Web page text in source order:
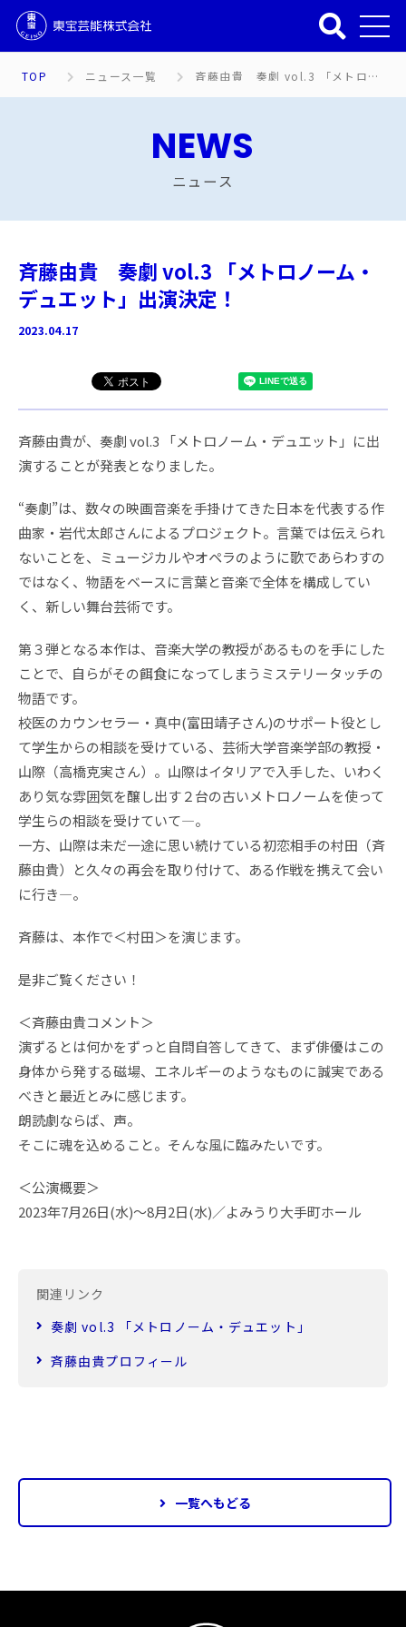
TOP ニュース一覧 斉藤由貴 奏劇 vol.3 「メトロノーム・デュエット」出演決定！
NEWS
ニュース
斉藤由貴 奏劇 vol.3 「メトロノーム・
デュエット」出演決定！
2023.04.17
斉藤由貴が、奏劇 vol.3 「メトロノーム・デュエット」に出
演することが発表となりました。
“奏劇”は、数々の映画音楽を手掛けてきた日本を代表する作
曲家・岩代太郎さんによるプロジェクト。言葉では伝えられ
ないことを、ミュージカルやオペラのように歌であらわすの
ではなく、物語をベースに言葉と音楽で全体を構成してい
く、新しい舞台芸術です。
第３弾となる本作は、音楽大学の教授があるものを手にした
ことで、自らがその餌食になってしまうミステリータッチの
物語です。
校医のカウンセラー・真中(富田靖子さん)のサポート役とし
て学生からの相談を受けている、芸術大学音楽学部の教授・
山際（高橋克実さん）。山際はイタリアで入手した、いわく
あり気な雰囲気を醸し出す２台の古いメトロノームを使って
学生らの相談を受けていて―。
一方、山際は未だ一途に思い続けている初恋相手の村田（斉
藤由貴）と久々の再会を取り付けて、ある作戦を携えて会い
に行き―。
斉藤は、本作で＜村田＞を演じます。
是非ご覧ください！
＜斉藤由貴コメント＞
演ずるとは何かをずっと自問自答してきて、まず俳優はこの
身体から発する磁場、エネルギーのようなものに誠実である
べきと最近とみに感じます。
朗読劇ならば、声。
そこに魂を込めること。そんな風に臨みたいです。
＜公演概要＞
2023年7月26日(水)〜8月2日(水)／よみうり大手町ホール
関連リンク
奏劇 vol.3 「メトロノーム・デュエット」
斉藤由貴プロフィール
一覧へもどる